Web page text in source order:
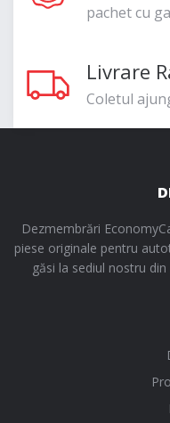
pachet cu
Livrare
Coletul
Dezmembrări
piese originale pentru
găsi la sediul nostru